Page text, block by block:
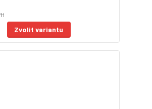
Zvolit variantu